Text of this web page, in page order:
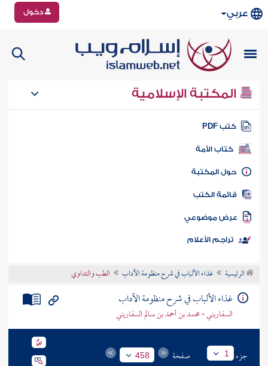
عربي دخول
المكتبة الإسلامية
كتب PDF
كتاب الأمة
المكتبة
الكتب
موضوعي
تراجم الأعلام
الرئيسية غذاء الألباب في شرح منظومة الآداب الطب والتداوي
غذاء الألباب في شرح منظومة الآداب
السفاريني - محمد بن أحمد بن سالم السفاريني
جزء 1 صفحة 458